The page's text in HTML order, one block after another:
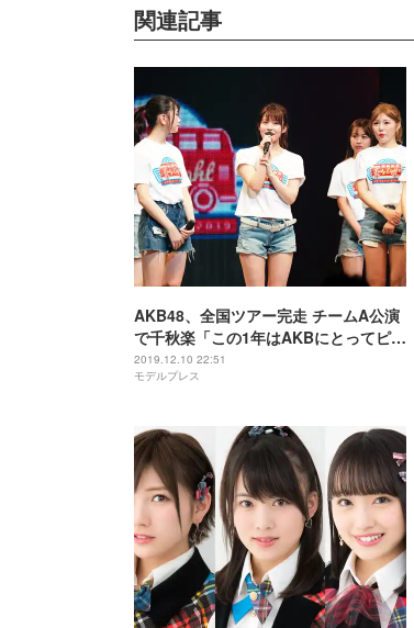
関連記事
AKB48、全国ツアー完走 チームA公演
で千秋楽「この1年はAKBにとってピン
チのこともあった」
2019.12.10 22:51
モデルプレス